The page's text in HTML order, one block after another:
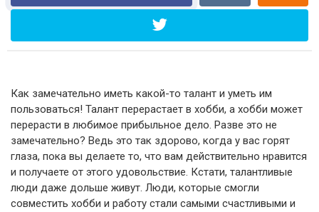
Как замечательно иметь какой-то талант и уметь им
пользоваться! Талант перерастает в хобби, а хобби может
перерасти в любимое прибыльное дело. Разве это не
замечательно? Ведь это так здорово, когда у вас горят
глаза, пока вы делаете то, что вам действительно нравится
и получаете от этого удовольствие. Кстати, талантливые
люди даже дольше живут. Люди, которые смогли
совместить хобби и работу стали самыми счастливыми и